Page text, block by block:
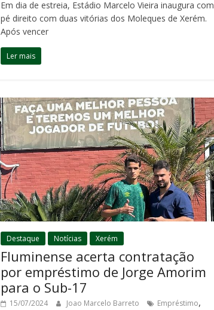
Em dia de estreia, Estádio Marcelo Vieira inaugura com
pé direito com duas vitórias dos Moleques de Xerém.
Após vencer
Ler mais
Destaque Notícias Xerém
Fluminense acerta contratação
por empréstimo de Jorge Amorim
para o Sub-17
15/07/2024 Joao Marcelo Barreto Empréstimo,